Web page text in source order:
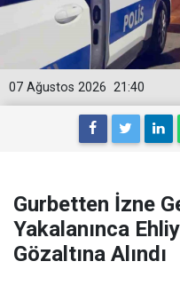
21:40
07 Ağustos 2026
Gurbetten İzne
Yakalanınca
Gözaltına Alındı